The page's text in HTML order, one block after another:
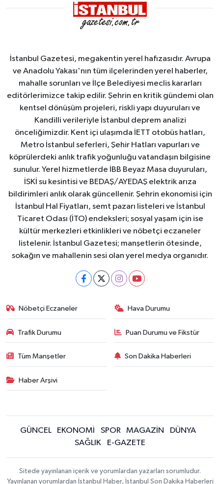
İstanbul Gazetesi, megakentin yerel hafızasıdır. Avrupa
ve Anadolu Yakası'nın tüm ilçelerinden yerel haberler,
mahalle sorunları ve İlçe Belediyesi meclis kararları
editörlerimizce takip edilir. Şehrin en kritik gündemi olan
kentsel dönüşüm projeleri, riskli yapı duyuruları ve
Kandilli verileriyle İstanbul deprem analizi
önceliğimizdir. Kent içi ulaşımda İETT otobüs hatları,
Metro İstanbul seferleri, Şehir Hatları vapurları ve
köprülerdeki anlık trafik yoğunluğu vatandaşın bilgisine
sunulur. Yerel hizmetlerde İBB Beyaz Masa duyuruları,
İSKİ su kesintisi ve BEDAŞ/AYEDAŞ elektrik arıza
bildirimleri anlık olarak güncellenir. Şehrin ekonomisi için
İstanbul Hal Fiyatları, semt pazarı listeleri ve İstanbul
Ticaret Odası (İTO) endeksleri; sosyal yaşam için ise
kültür merkezleri etkinlikleri ve nöbetçi eczaneler
listelenir. İstanbul Gazetesi; manşetlerin ötesinde,
sokağın ve mahallenin sesi olan yerel medya organıdır.
Nöbetçi Eczaneler Hava Durumu
Trafik Durumu Puan Durumu ve Fikstür
Tüm Manşetler Son Dakika Haberleri
Haber Arşivi
GÜNCEL EKONOMİ SPOR MAGAZİN
DÜNYA
SAĞLIK
E-GAZETE
Sitede yayınlanan içerik ve yorumlardan yazarları sorumludur.
Yayınlanan yorumlardan İstanbul Haber, İstanbul Son Dakika Haberleri